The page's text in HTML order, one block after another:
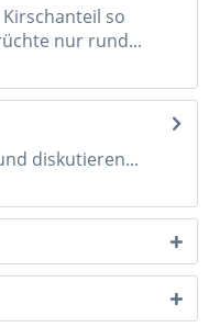
so
nur rund...
diskutieren...